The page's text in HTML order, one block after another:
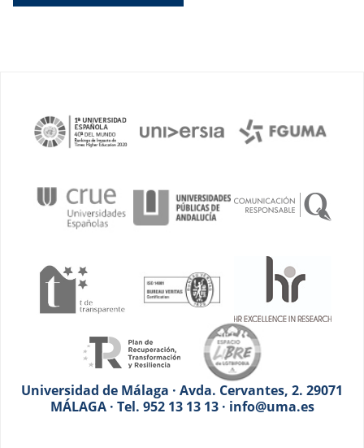
Universidad de Málaga · Avda. Cervantes, 2. 29071
MÁLAGA · Tel. 952 13 13 13 · info@uma.es